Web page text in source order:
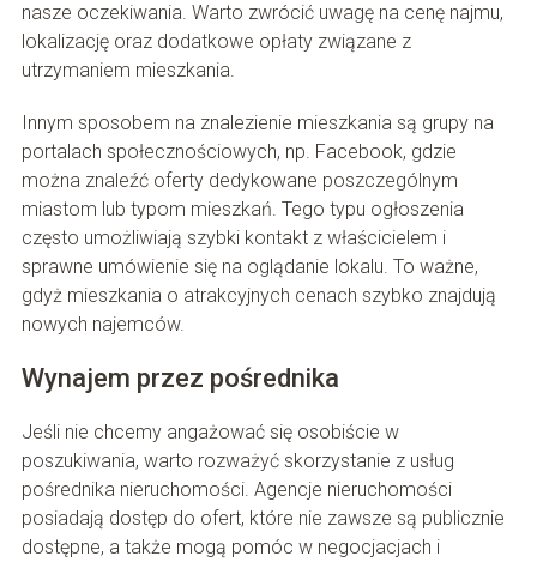
nasze oczekiwania. Warto zwrócić uwagę na cenę najmu,
lokalizację oraz dodatkowe opłaty związane z
utrzymaniem mieszkania.
Innym sposobem na znalezienie mieszkania są grupy na
portalach społecznościowych, np. Facebook, gdzie
można znaleźć oferty dedykowane poszczególnym
miastom lub typom mieszkań. Tego typu ogłoszenia
często umożliwiają szybki kontakt z właścicielem i
sprawne umówienie się na oglądanie lokalu. To ważne,
gdyż mieszkania o atrakcyjnych cenach szybko znajdują
nowych najemców.
Wynajem przez pośrednika
Jeśli nie chcemy angażować się osobiście w
poszukiwania, warto rozważyć skorzystanie z usług
pośrednika nieruchomości. Agencje nieruchomości
posiadają dostęp do ofert, które nie zawsze są publicznie
dostępne, a także mogą pomóc w negocjacjach i